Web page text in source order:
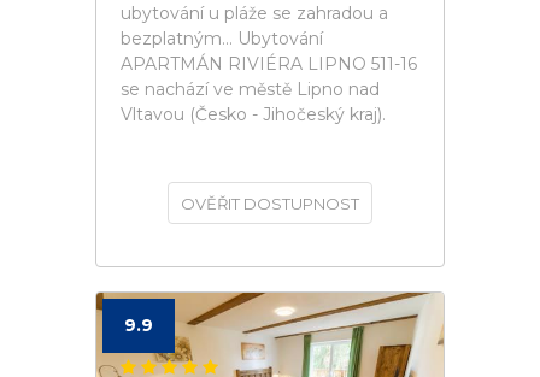
ubytování u pláže se zahradou a
bezplatným... Ubytování
APARTMÁN RIVIÉRA LIPNO 511-16
se nachází ve městě Lipno nad
Vltavou (Česko - Jihočeský kraj).
OVĚŘIT DOSTUPNOST
9.9